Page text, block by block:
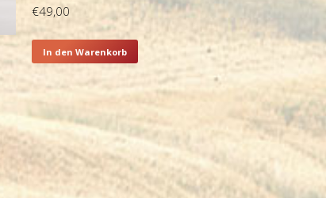
€49,00
In den Warenkorb